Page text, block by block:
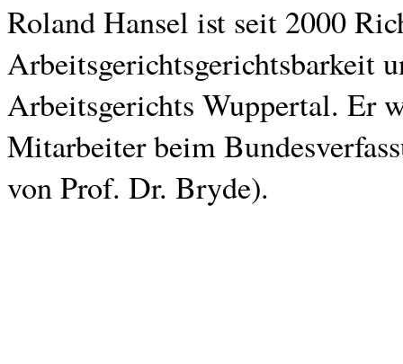
Roland Hansel ist seit 2000
Arbeitsgerichtsgerichtsbarkeit
Arbeitsgerichts Wuppertal. Er
Mitarbeiter beim
von Prof. Dr. Bryde).